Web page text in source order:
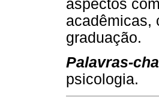
aspectos
acadêmicas,
graduação.
Palavras-
psicologia.